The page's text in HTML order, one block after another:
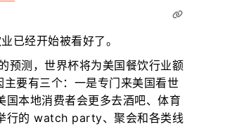
已经开始被看好了。
预测，世界杯将为美国餐饮行业额
主要有三个：一是专门来美国看世
国本地消费者会更多去酒吧、体育
行的 watch party、聚会和各类线